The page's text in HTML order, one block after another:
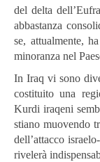
del delta
abbastanza
se, attualmente,
minoranza nel
In Iraq vi sono
costituito una
Kurdi iraqeni
stiano muovendo
dell’attacco
rivelerà